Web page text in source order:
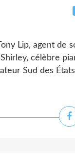
Lip, agent
célèbre
Sud des